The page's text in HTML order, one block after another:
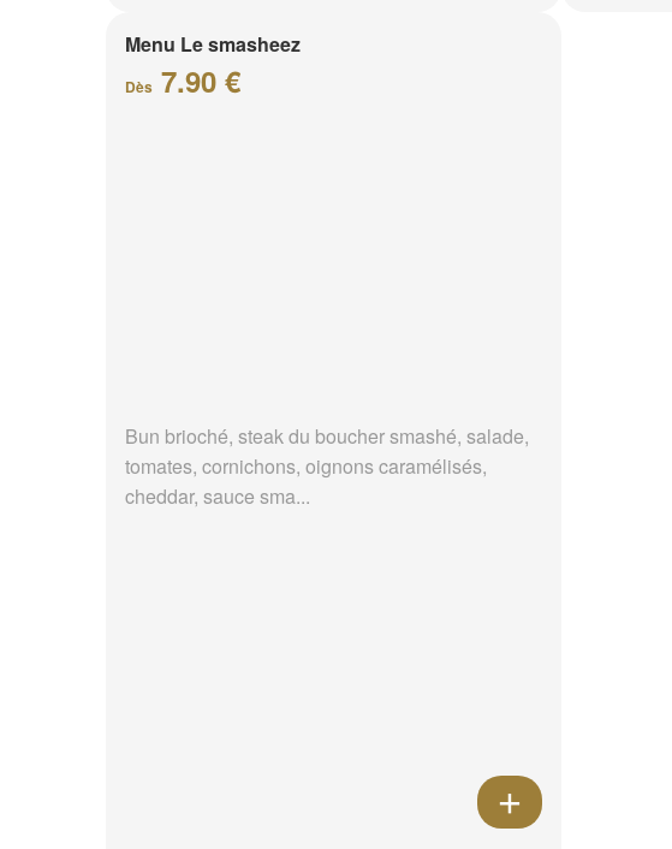
Menu Le smasheez
Dès 7.90 €
Bun brioché, steak du boucher smashé, salade,
tomates, cornichons, oignons caramélisés,
cheddar, sauce sma...